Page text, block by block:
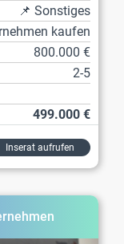
📌 Sonstiges
kaufen
800.000 €
2-5
499.000 €
Inserat aufrufen